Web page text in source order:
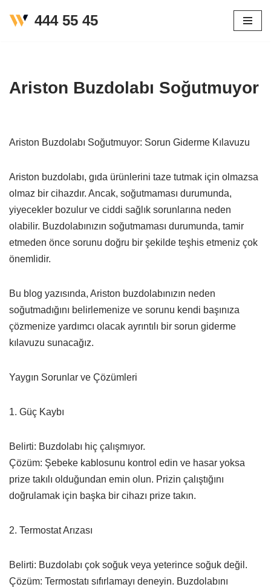
444 55 45
Ariston Buzdolabı Soğutmuyor
Ariston Buzdolabı Soğutmuyor: Sorun Giderme Kılavuzu
Ariston buzdolabı, gıda ürünlerini taze tutmak için olmazsa
olmaz bir cihazdır. Ancak, soğutmaması durumunda,
yiyecekler bozulur ve ciddi sağlık sorunlarına neden
olabilir. Buzdolabınızın soğutmaması durumunda, tamir
etmeden önce sorunu doğru bir şekilde teşhis etmeniz çok
önemlidir.
Bu blog yazısında, Ariston buzdolabınızın neden
soğutmadığını belirlemenize ve sorunu kendi başınıza
çözmenize yardımcı olacak ayrıntılı bir sorun giderme
kılavuzu sunacağız.
Yaygın Sorunlar ve Çözümleri
1. Güç Kaybı
Belirti: Buzdolabı hiç çalışmıyor.
Çözüm: Şebeke kablosunu kontrol edin ve hasar yoksa
prize takılı olduğundan emin olun. Prizin çalıştığını
doğrulamak için başka bir cihazı prize takın.
2. Termostat Arızası
Belirti: Buzdolabı çok soğuk veya yeterince soğuk değil.
Çözüm: Termostatı sıfırlamayı deneyin. Buzdolabını